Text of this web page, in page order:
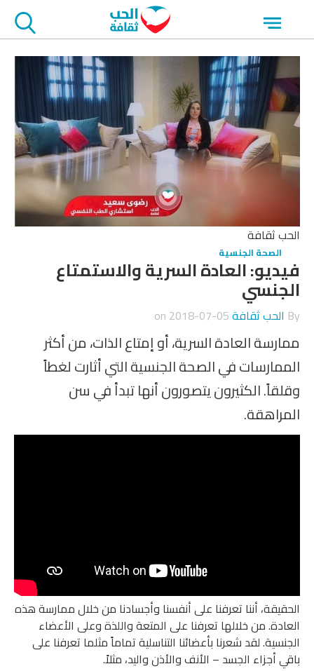
Open
menu
الحب ثقافة
الصحة الجنسية
فيديو: العادة السرية والاستمتاع
الجنسي
By الحب ثقافة2018-07-05
ممارسة العادة السرية، أو إمتاع الذات، من أكثر
الممارسات في الصحة الجنسية التي أثارت لغطاً
وقلقاً. الكثيرون يتصورون أنها تبدأ في سن
المراهقة.
الحقيقة، أننا تعرفنا على أنفسنا وأجسادنا من خلال ممارسة هذه
العادة. من خلالها تعرفنا على المتعة واللذة وعلى الأعضاء
الجنسية. لقد شعرنا بأعضائنا التناسلية تماماً مثلما تعرفنا على
باقي أجزاء الجسد – الأنف والأذن واليد، مثلاً.